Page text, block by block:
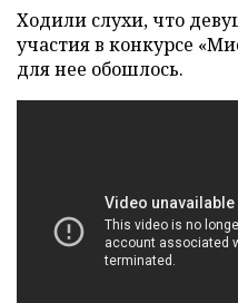
Ходили слухи, что
участия в конкурсе
для нее обошлось.